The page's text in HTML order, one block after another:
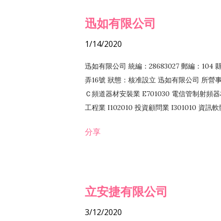
迅如有限公司
1/14/2020
迅如有限公司 統編：28683027 郵編：104
弄16號 狀態：核准設立 迅如有限公司 所營
Ｃ頻道器材安裝業 E701030 電信管制射頻
工程業 I102010 投資顧問業 I301010 資訊
務 F102030 菸酒批發業 F203020 菸酒零售
分享
立安捷有限公司
3/12/2020